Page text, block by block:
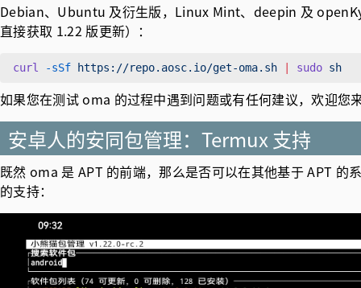
Debian、Ubuntu 及衍生版，Linux Mint、deepin 及
直接获取 1.22 版更新）：
curl -sSf https://repo.aosc.io/get-oma.sh sudo
如果您在测试 oma 的过程中遇到问题或有任何建议，欢迎您
安卓人的安同包管理：Termux 支持
既然 oma 是 APT 的前端，那么是否可以在其他基于 APT
的支持：